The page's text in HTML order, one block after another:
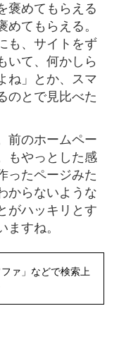
褒めてもらえる
てもらえる。
も、サイトをず
いて、何かしら
ね」とか、スマ
のとで見比べた
前のホームペー
もやっとした感
ったページみた
からないような
がハッキリとす
すね。
ァ」などで検索上